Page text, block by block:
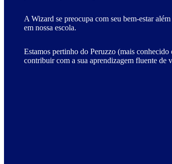
A Wizard se preocupa com seu bem-estar
em nossa escola.
Estamos pertinho do Peruzzo (mais
contribuir com a sua aprendizagem fluente de